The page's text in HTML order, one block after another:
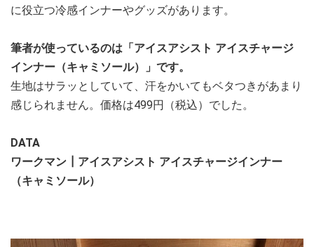
に役立つ冷感インナーやグッズがあります。
筆者が使っているのは「アイスアシスト アイスチャージ
インナー（キャミソール）」です。
生地はサラッとしていて、汗をかいてもベタつきがあまり
感じられません。価格は499円（税込）でした。
DATA
ワークマン┃アイスアシスト アイスチャージインナー
（キャミソール）